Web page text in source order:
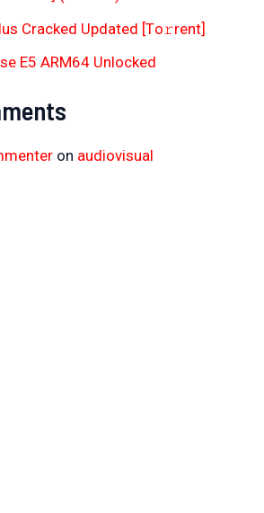
Cracked Updated [Тo𝚛rent]
E5 ARM64 Unlocked
on audiovisual